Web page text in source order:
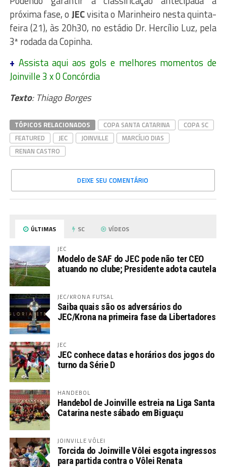
próxima fase, o JECvisita o Marinheiro nesta quinta-
feira (21), às 20h30, no estádio Dr. Hercílio Luz, pela
3ª rodada da Copinha.
+ Assista aqui aos gols e melhores momentos de
Joinville 3 x 0 Concórdia
Texto: Thiago Borges
TÓPICOS RELACIONADOS COPA SANTA CATARINA
COPA SC
FEATURED
JEC JOINVILLE
MARCÍLIO DIAS
RENAN CASTRO
DEIXE SEU COMENTÁRIO
ÚLTIMAS SC VÍDEOS
JEC
Modelo de SAF do JEC pode não ter CEO
atuando no clube; Presidente adota cautela
JEC/KRONA FUTSAL
Saiba quais são os adversários do
JEC/Krona na primeira fase da Libertadores
JEC
JEC conhece datas e horários dos jogos do
turno da Série D
HANDEBOL
Handebol de Joinville estreia na Liga Santa
Catarina neste sábado em Biguaçu
JOINVILLE VÔLEI
Torcida do Joinville Vôlei esgota ingressos
para partida contra o Vôlei Renata